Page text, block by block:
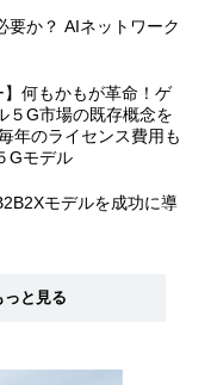
要か？ AIネットワーク
】何もかもが革命！ゲ
５G市場の既存概念を
年のライセンス費用も
Gモデル
モデルを成功に導
っと見る